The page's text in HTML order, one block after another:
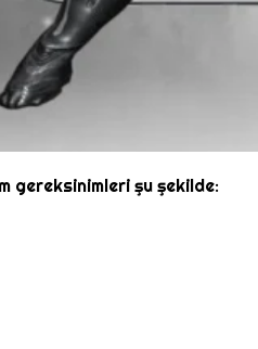
gereksinimleri şu şekilde: